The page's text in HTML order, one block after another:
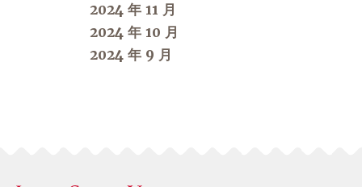
2024 年 11 月
2024 年 10 月
2024 年 9 月